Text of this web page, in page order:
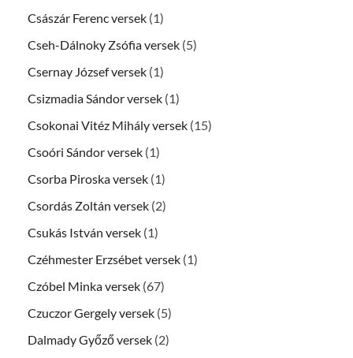
Császár Ferenc versek (1)
Cseh-Dálnoky Zsófia versek (5)
Csernay József versek (1)
Csizmadia Sándor versek (1)
Csokonai Vitéz Mihály versek (15)
Csoóri Sándor versek (1)
Csorba Piroska versek (1)
Csordás Zoltán versek (2)
Csukás István versek (1)
Czéhmester Erzsébet versek (1)
Czóbel Minka versek (67)
Czuczor Gergely versek (5)
Dalmady Győző versek (2)